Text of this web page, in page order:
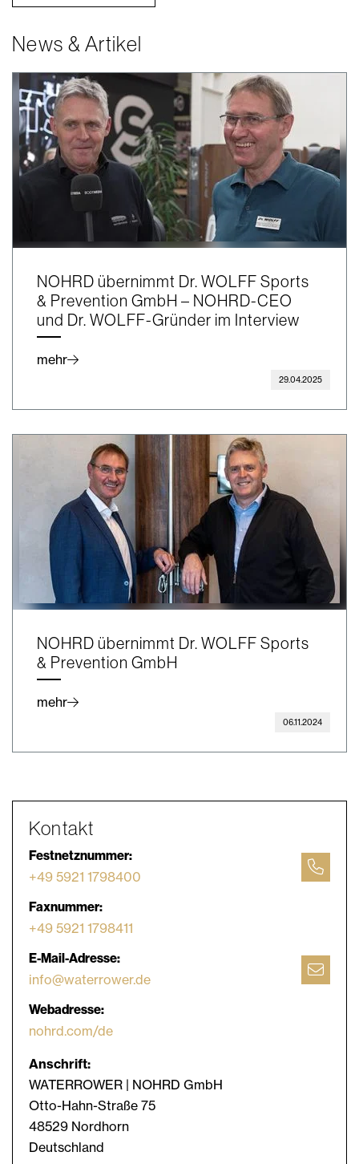
News & Artikel
NOHRD übernimmt Dr. WOLFF Sports
& Prevention GmbH – NOHRD-CEO
und Dr. WOLFF-Gründer im Interview
mehr
29.04.2025
NOHRD übernimmt Dr. WOLFF Sports
& Prevention GmbH
mehr
06.11.2024
Kontakt
Festnetznummer:
+49 5921 1798400
Faxnummer:
+49 5921 1798411
E-Mail-Adresse:
info@waterrower.de
Webadresse:
nohrd.com/de
Anschrift:
WATERROWER | NOHRD GmbH
Otto-Hahn-Straße 75
48529 Nordhorn
Deutschland